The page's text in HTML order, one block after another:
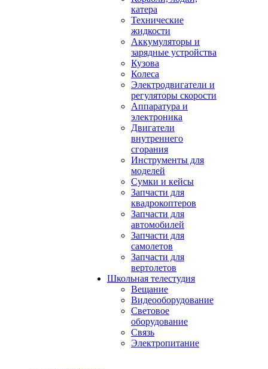
катера
Технические
жидкости
Аккумуляторы и
зарядные устройства
Кузова
Колеса
Электродвигатели и
регуляторы скорости
Аппаратура и
электроника
Двигатели
внутреннего
сгорания
Инструменты для
моделей
Сумки и кейсы
Запчасти для
квадрокоптеров
Запчасти для
автомобилей
Запчасти для
самолетов
Запчасти для
вертолетов
Школьная телестудия
Вещание
Видеооборудование
Световое
оборудование
Связь
Электропитание